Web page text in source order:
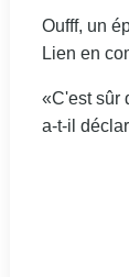
Oufff, un
Lien en
«C'est sûr
a-t-il